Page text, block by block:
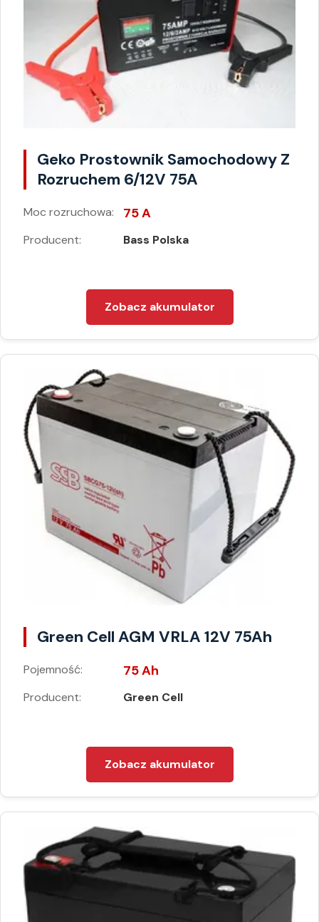
Geko Prostownik Samochodowy Z
Rozruchem 6/12V 75A
Moc rozruchowa: 75 A
Producent: Bass Polska
Zobacz akumulator
Green Cell AGM VRLA 12V 75Ah
Pojemność: 75 Ah
Producent: Green Cell
Zobacz akumulator